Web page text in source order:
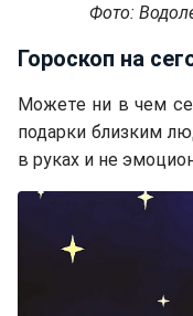
Фото:
Гороскоп на
Можете ни в чем
подарки близким
в руках и не